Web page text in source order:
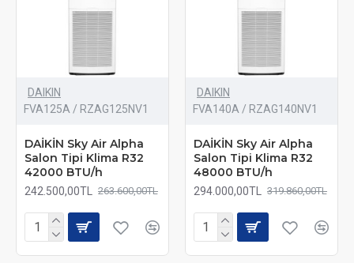
DAIKIN
FVA125A / RZAG125NV1
DAİKİN Sky Air Alpha
Salon Tipi Klima R32
42000 BTU/h
242.500,00TL 263.600,00TL
DAIKIN
FVA140A / RZAG140NV1
DAİKİN Sky Air Alpha
Salon Tipi Klima R32
48000 BTU/h
294.000,00TL 319.860,00TL